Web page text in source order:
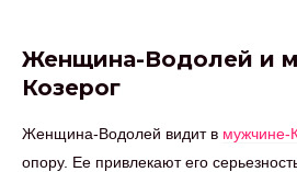
Женщина-Водолей и
Козерог
Женщина-Водолей видит в мужчине-
опору. Ее привлекают его